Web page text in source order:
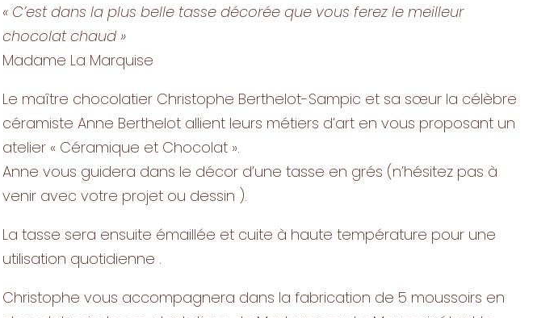
« C’est dans la plus belle tasse décorée que vous ferez le meilleur
chocolat chaud »
Madame La Marquise
Le maître chocolatier Christophe Berthelot-Sampic et sa sœur la célèbre
céramiste Anne Berthelot allient leurs métiers d’art en vous proposant un
atelier « Céramique et Chocolat ».
Anne vous guidera dans le décor d’une tasse en grés (n’hésitez pas à
venir avec votre projet ou dessin ).
La tasse sera ensuite émaillée et cuite à haute température pour une
utilisation quotidienne .
Christophe vous accompagnera dans la fabrication de 5 moussoirs en